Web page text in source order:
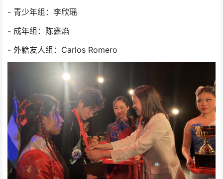
- 青少年组：李欣瑶
- 成年组：陈鑫焰
- 外籍友人组：Carlos Romero